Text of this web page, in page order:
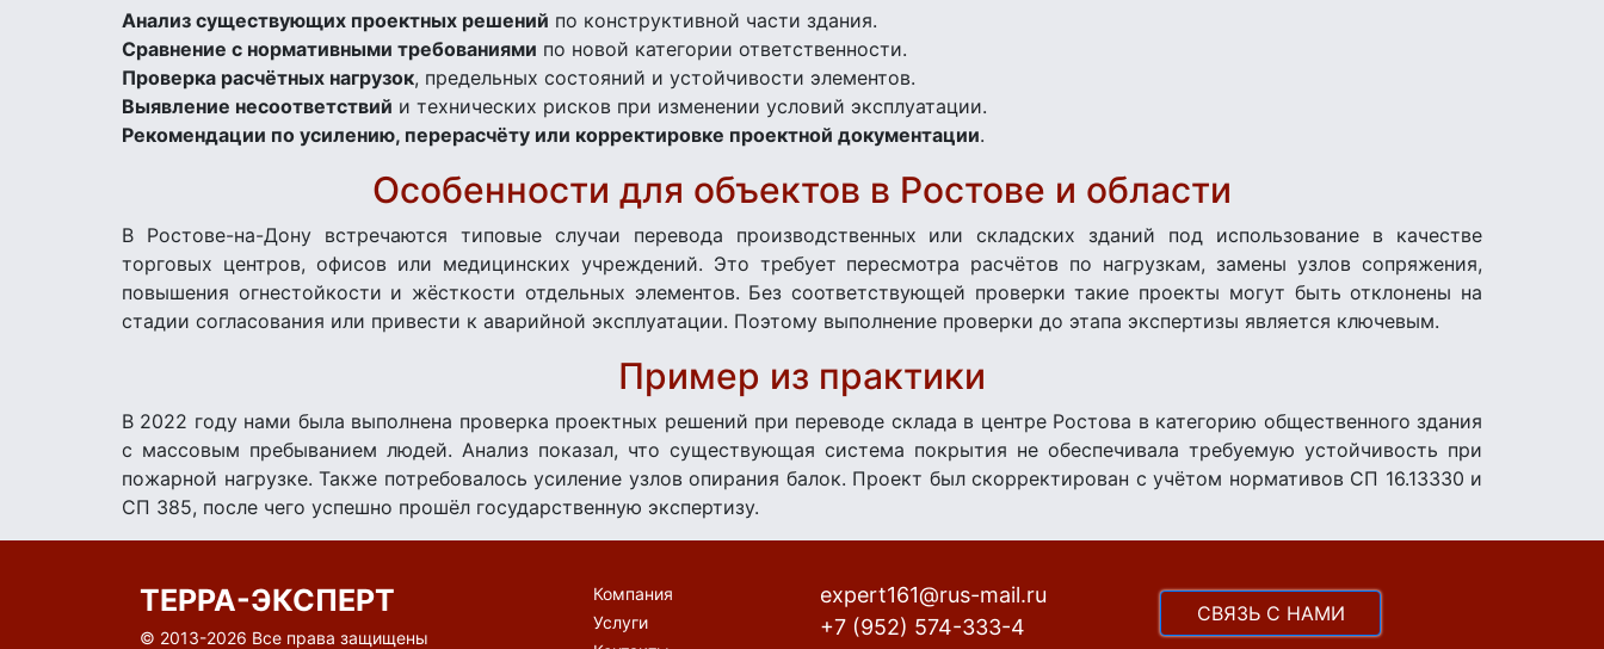
Анализ существующих проектных решений по конструктивной части здания.
Сравнение с нормативными требованиями по новой категории ответственности.
Проверка расчётных нагрузок, предельных состояний и устойчивости элементов.
Выявление несоответствий и технических рисков при изменении условий эксплуатации.
Рекомендации по усилению, перерасчёту или корректировке проектной документации.
Особенности для объектов в Ростове и области
В Ростове-на-Дону встречаются типовые случаи перевода производственных или складских зданий под использование в качестве
торговых центров, офисов или медицинских учреждений. Это требует пересмотра расчётов по нагрузкам, замены узлов сопряжения,
повышения огнестойкости и жёсткости отдельных элементов. Без соответствующей проверки такие проекты могут быть отклонены на
стадии согласования или привести к аварийной эксплуатации. Поэтому выполнение проверки до этапа экспертизы является ключевым.
Пример из практики
В 2022 году нами была выполнена проверка проектных решений при переводе склада в центре Ростова в категорию общественного здания
с массовым пребыванием людей. Анализ показал, что существующая система покрытия не обеспечивала требуемую устойчивость при
пожарной нагрузке. Также потребовалось усиление узлов опирания балок. Проект был скорректирован с учётом нормативов СП 16.13330 и
СП 385, после чего успешно прошёл государственную экспертизу.
ТЕРРА-ЭКСПЕРТ
© 2013-2026 Все права защищены
Компания
Услуги
expert161@rus-mail.ru
+7 (952) 574-333-4
CВЯЗЬ С НАМИ